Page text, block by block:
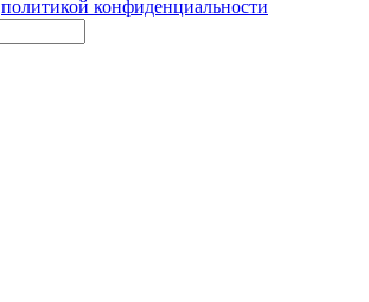
политикой конфиденциальности